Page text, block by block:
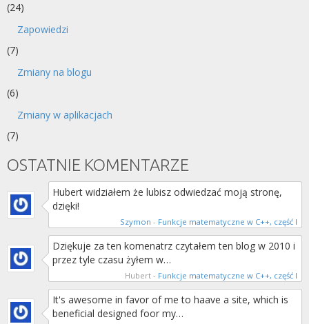
(24)
Zapowiedzi
(7)
Zmiany na blogu
(6)
Zmiany w aplikacjach
(7)
OSTATNIE KOMENTARZE
Hubert widziałem że lubisz odwiedzać moją stronę,
dzięki!
Szymon - Funkcje matematyczne w C++, część I
Dziękuje za ten komenatrz czytałem ten blog w 2010 i
przez tyle czasu żyłem w…
Hubert - Funkcje matematyczne w C++, część I
It's awesome in favor of me to haave a site, which is
beneficial designed foor my…